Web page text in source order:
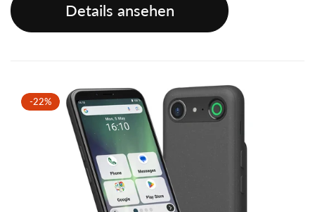
Details ansehen
-22%